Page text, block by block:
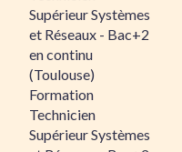
Supérieur Systèmes
et Réseaux - Bac+2
en continu
(Toulouse)
Formation
Technicien
Supérieur Systèmes